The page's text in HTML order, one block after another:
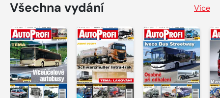
Všechna vydání Více